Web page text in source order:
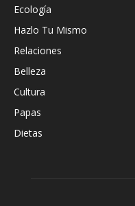
Ecología
Hazlo Tu Mismo
Relaciones
Belleza
Cultura
Papas
Dietas